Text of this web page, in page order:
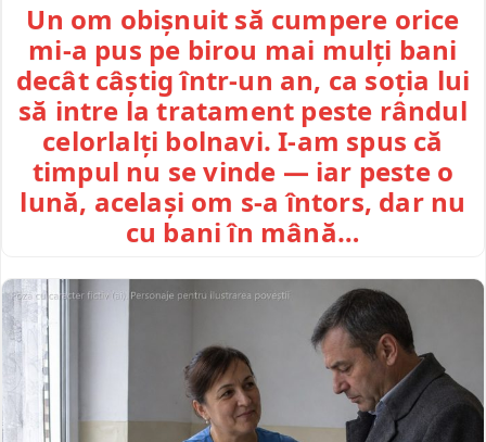
Un om obișnuit să cumpere orice
mi-a pus pe birou mai mulți bani
decât câștig într-un an, ca soția lui
să intre la tratament peste rândul
celorlalți bolnavi. I-am spus că
timpul nu se vinde — iar peste o
lună, același om s-a întors, dar nu
cu bani în mână…